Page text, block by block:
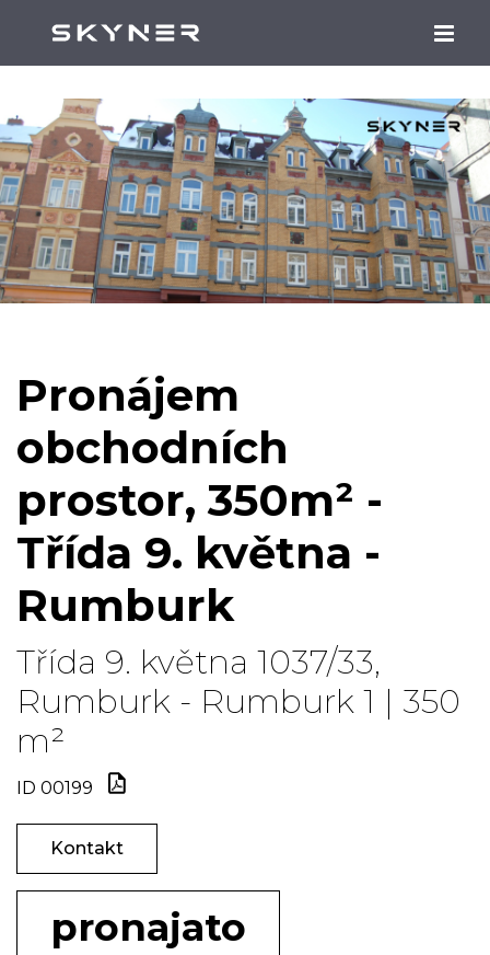
Pronájem
obchodních
prostor, 350m² -
Třída 9. května -
Rumburk
Třída 9. května 1037/33,
Rumburk - Rumburk 1 | 350
m²
ID 00199
Kontakt
pronajato